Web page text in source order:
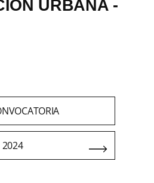
URBANA -
2024